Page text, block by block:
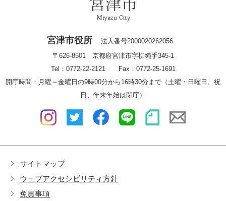
サイトマップ
ウェブアクセシビリティ方針
免責事項
宮津市役所
法人番号2000020262056
〒626-8501 京都府宮津市字柳縄手345-1
Tel：0772-22-2121 Fax：0772-25-1691
開庁時間：月曜～金曜日の9時00分から16時30分まで（土曜・日曜日、祝
日、年末年始は閉庁）